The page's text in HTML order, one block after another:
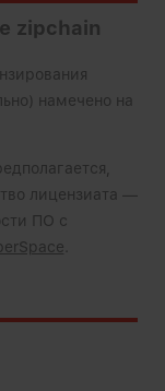
zipchain
намечено на
лицензиата —
ПО с